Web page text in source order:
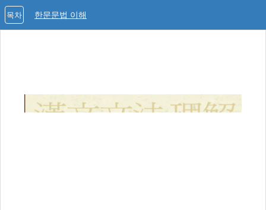
한문문법 이해
목차